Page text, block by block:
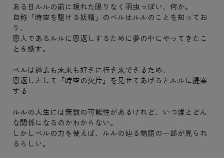
ある日ルルの前に現れた限りなく羽虫っぽい、何か。
自称「時空を駆ける妖精」のベルはルルのことを知ってお
り、
恩人であるルルに恩返しするために夢の中にやってきたこ
とを話す。
ベルは過去も未来も好きに行き来できるため、
恩返しとして「時空の欠片」を見せてあげるとルルに提案
する
ルルの人生には無数の可能性があるけれど、いつ誰とどん
な関係になるのかわからない。
しかしベルの力を使えば、ルルの辿る物語の一部が見られ
るらしい。